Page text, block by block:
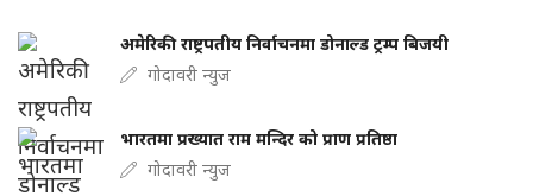
अमेरिकी राष्ट्रपतीय निर्वाचनमा डोनाल्ड ट्रम्प बिजयी
गोदावरी न्युज
भारतमा प्रख्यात राम मन्दिर को प्राण प्रतिष्ठा
गोदावरी न्युज